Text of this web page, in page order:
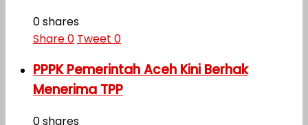
0 shares
Share0 Tweet 0
PPPK Pemerintah Aceh Kini Berhak
Menerima TPP
0 shares